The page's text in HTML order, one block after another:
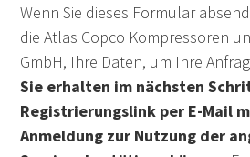
Wenn Sie dieses Formular
die Atlas Copco Kompressoren
GmbH, Ihre Daten, um Ihre
Sie erhalten im nächsten
Registrierungslink per E-Mail
Anmeldung zur Nutzung der